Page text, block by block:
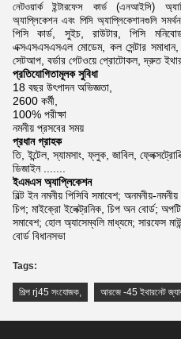
নেটওয়ার্ক ইন্টারফেস কার্ড (এনআইসি)
অ্যাপ্লিকেশন এবং পিসি অ্যাপ্লিকেশানগুলি
পিসি কার্ড, সুইচ, রাউটার, পিসি
এক্সএসএসএসএল মোডেম, কল সেন্টার
সেটআপ, বর্ডার গেটওয়ে প্রোটোকল, দ্রুত
প্রতিযোগিতামূলক সুবিধা
18 বছর উৎপাদন অভিজ্ঞতা,
2600 কর্মী,
100% পরীক্ষা
নমনীয় প্রসবের সময়
প্রধান গ্রাহক
তি, ইন্টেল, স্যামসাং, ফ্লুক, জাবিল,
ডিজাইন .......
ইএমএস অ্যাপ্লিকেশন
বিল্ট ইন নমনীয় পিসিবি সমাবেশ; অনমনীয়-
চিপ; মাইক্রো ইলেক্ট্রনিক, চিপ অন বোর্ড;
সমাবেশ; হোল অ্যাসেম্বলি মাধ্যমে; সারফেস
বোর্ড বিধানসভা
Tags:
শিল্প rj45 সংযোজক, আরজে -45 ইথারনেট